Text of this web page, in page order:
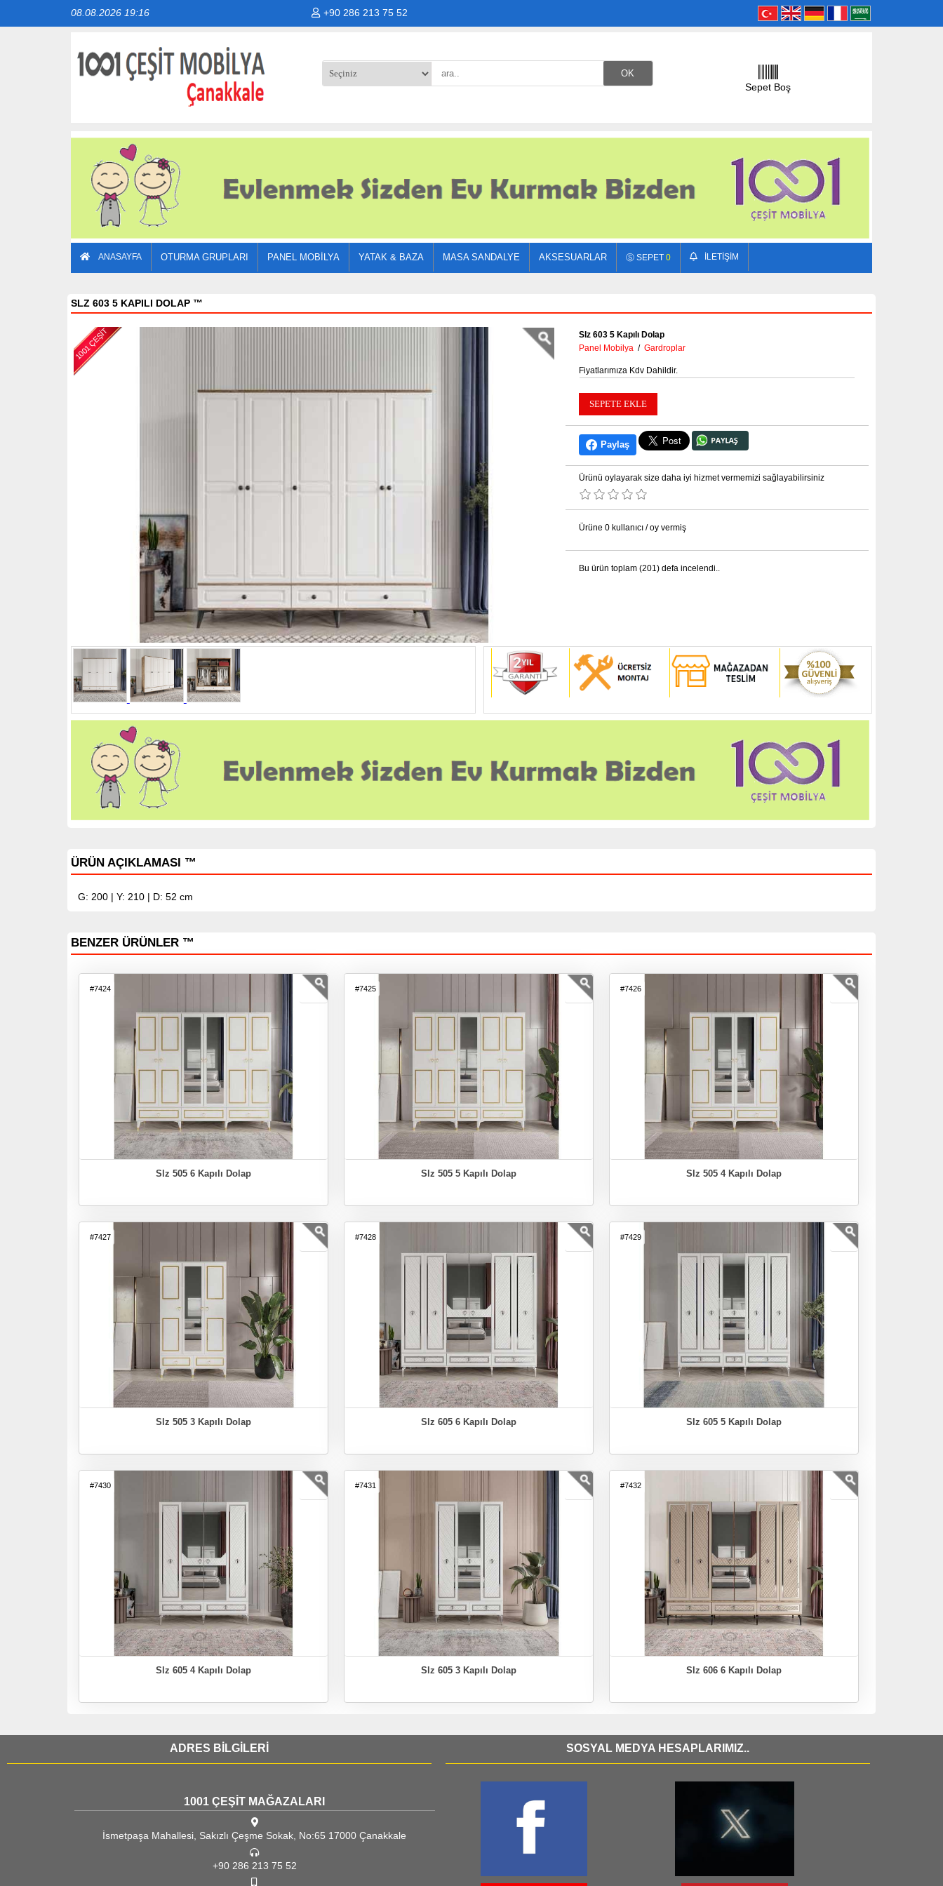
08.08.2026 19:16 +90 286 213 75 52
Sepet Boş
ANASAYFA OTURMA GRUPLARI PANEL MOBILYA YATAK & BAZA MASA SANDALYE AKSESUARLAR Ⓢ SEPET 0 İLETİŞİM
SLZ 603 5 KAPILI DOLAP™
1001 ÇEŞİT
Slz 603 5 Kapılı Dolap
Panel Mobilya /Gardroplar
Fiyatlarımıza Kdv Dahildir.
Paylaş
Ürünü oylayarak size daha iyi hizmet vermemizi sağlayabilirsiniz
Ürüne 0 kullanıcı / oy vermiş
Bu ürün toplam (201) defa incelendi
ÜRÜN AÇIKLAMASI ™
G: 200 | Y: 210 | D: 52 cm
BENZER ÜRÜNLER ™
#7424
Slz 505 6 Kapılı Dolap
#7425
Slz 505 5 Kapılı Dolap
#7426
Slz 505 4 Kapılı Dolap
#7427
Slz 505 3 Kapılı Dolap
#7428
Slz 605 6 Kapılı Dolap
#7429
Slz 605 5 Kapılı Dolap
#7430
Slz 605 4 Kapılı Dolap
#7431
Slz 605 3 Kapılı Dolap
#7432
Slz 606 6 Kapılı Dolap
ADRES BİLGİLERİ SOSYAL MEDYA HESAPLARIMIZ..
1001 ÇEŞİT MAĞAZALARI
İsmetpaşa Mahallesi, Sakızlı Çeşme Sokak, No:65 17000 Çanakkale
+90 286 213 75 52